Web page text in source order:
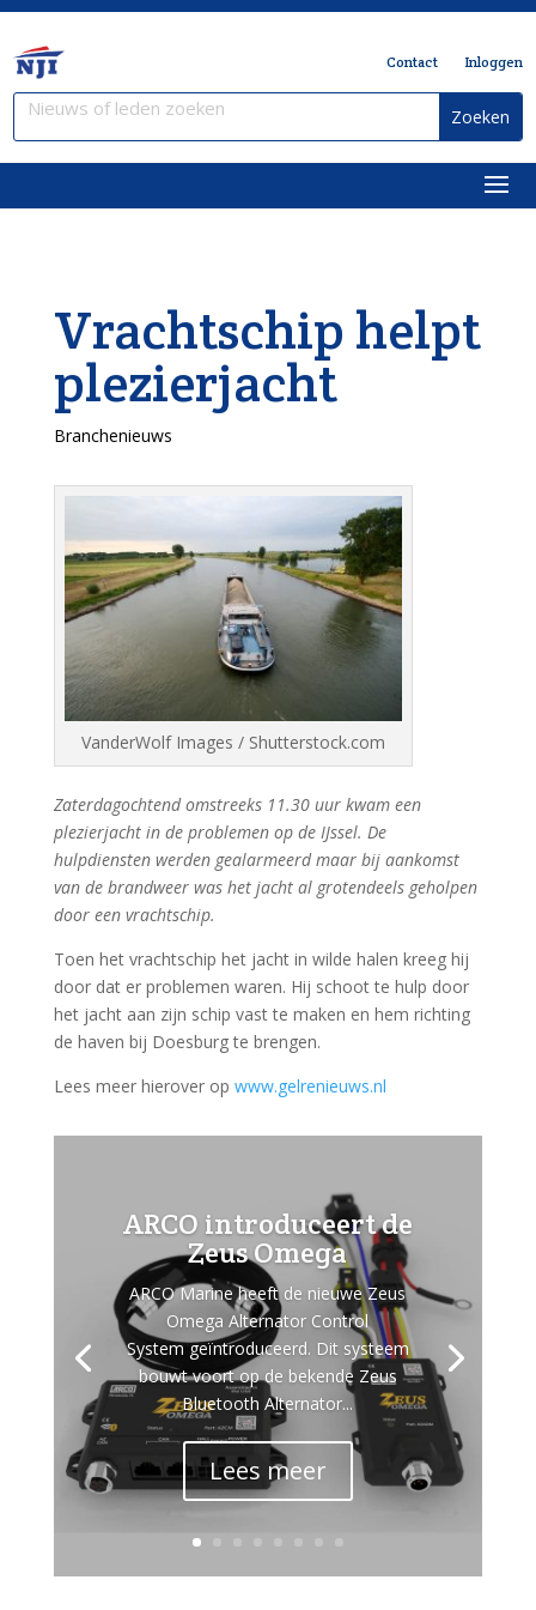
Contact Inloggen
Vrachtschip helpt
plezierjacht
Branchenieuws
VanderWolf Images / Shutterstock.com
Zaterdagochtend omstreeks 11.30 uur kwam een
plezierjacht in de problemen op de IJssel. De
hulpdiensten werden gealarmeerd maar bij aankomst
van de brandweer was het jacht al grotendeels geholpen
door een vrachtschip.
Toen het vrachtschip het jacht in wilde halen kreeg hij
door dat er problemen waren. Hij schoot te hulp door
het jacht aan zijn schip vast te maken en hem richting
de haven bij Doesburg te brengen.
Lees meer hierover op www.gelrenieuws.nl
ARCO introduceert de
Zeus Omega
ARCO Marine heeft de nieuwe Zeus
Omega Alternator Control
System geïntroduceerd. Dit systeem
bouwt voort op de bekende Zeus
Bluetooth Alternator...
Lees meer